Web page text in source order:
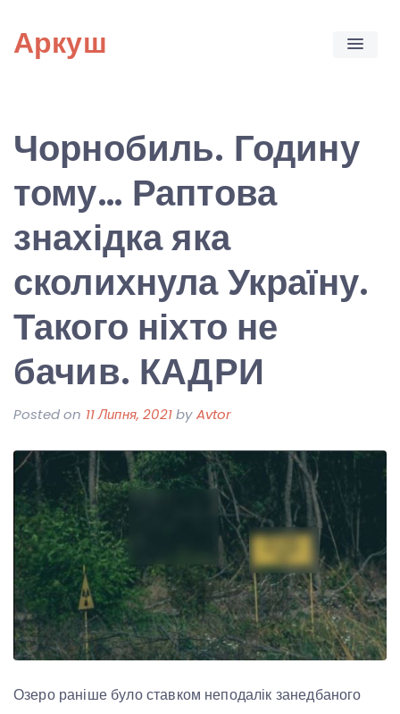
content
Аркуш
Чорнобиль. Годину
тому… Раптова
знахідка яка
сколихнула Україну.
Такого ніхто не
бачив. КАДРИ
Posted on 11 Липня, 2021byAvtor
Озеро раніше було ставком неподалік занедбаного